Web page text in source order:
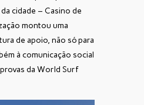
cidade – Casino de
montou uma
de apoio, não só para
à comunicação social
da World Surf